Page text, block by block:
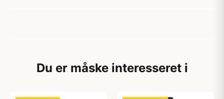
Du er måske interesseret i